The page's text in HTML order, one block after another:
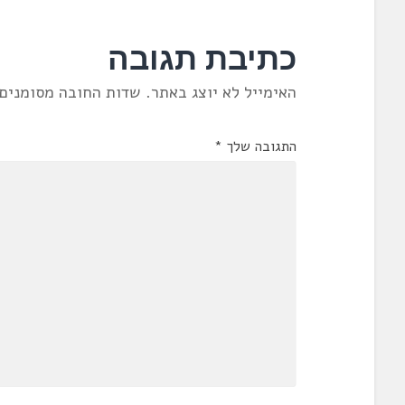
כתיבת תגובה
האימייל לא יוצג באתר. שדות החובה
התגובה שלך *